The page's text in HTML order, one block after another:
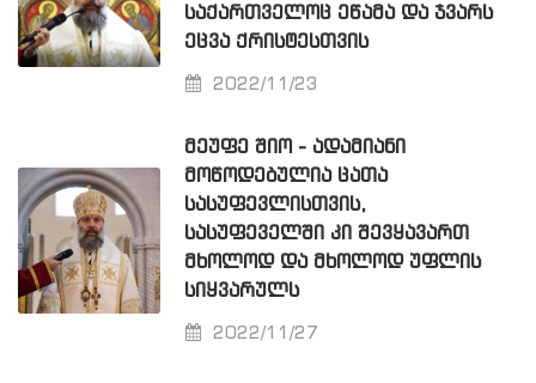
ᲡᲐᲥᲐᲠᲗᲕᲔᲚᲝᲪ ᲔᲬᲐᲛᲐ ᲓᲐ ᲯᲕᲐᲠᲡ
ᲔᲪᲕᲐ ᲥᲠᲘᲡᲢᲔᲡᲗᲕᲘᲡ
2022/11/23
ᲛᲔᲣᲤᲔ ᲨᲘᲝ - ᲐᲓᲐᲛᲘᲐᲜᲘ
ᲛᲝᲬᲝᲓᲔᲑᲣᲚᲘᲐ ᲪᲐᲗᲐ
ᲡᲐᲡᲣᲤᲔᲕᲚᲘᲡᲗᲕᲘᲡ,
ᲡᲐᲡᲣᲤᲔᲕᲔᲚᲨᲘ ᲙᲘ ᲨᲔᲕᲧᲐᲕᲐᲠᲗ
ᲛᲮᲝᲚᲝᲓ ᲓᲐ ᲛᲮᲝᲚᲝᲓ ᲣᲤᲚᲘᲡ
ᲡᲘᲧᲕᲐᲠᲣᲚᲡ
2022/11/27